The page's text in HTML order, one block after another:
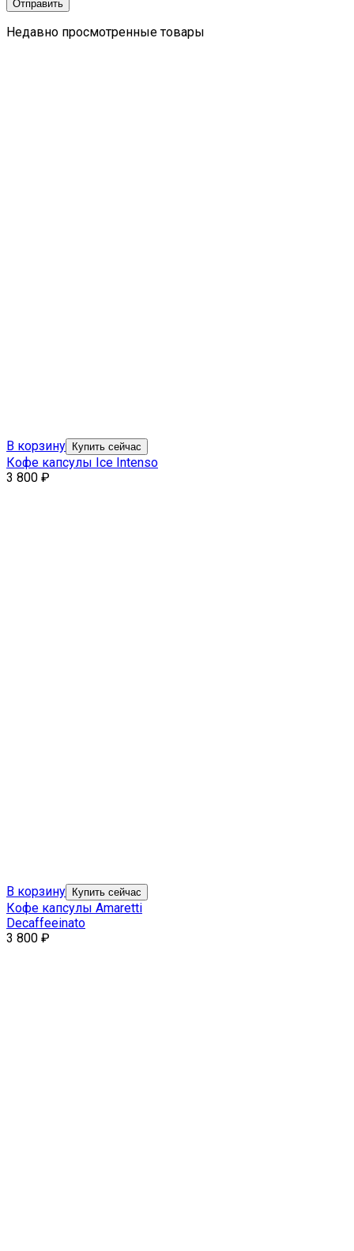
Недавно просмотренные товары
В корзину Купить сейчас
Кофе капсулы Ice Intenso
3 800 ₽
В корзину Купить сейчас
Кофе капсулы Amaretti
Decaffeeinato
3 800 ₽